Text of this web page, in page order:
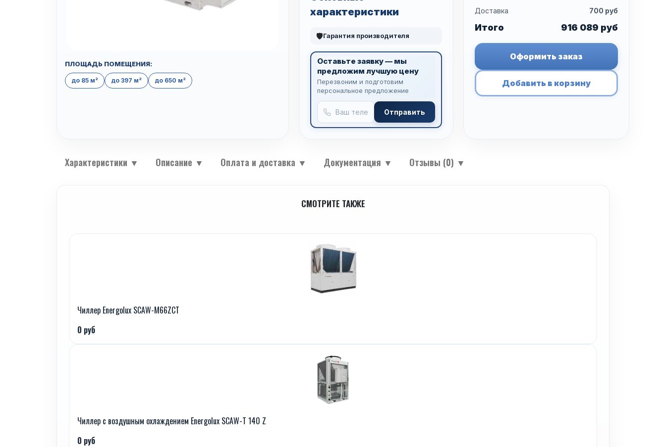
ПЛОЩАДЬ ПОМЕЩЕНИЯ:
до 85 м² до 397 м² до 650 м²
характеристики
🛡Гарантия производителя
Оставьте заявку — мы
предложим лучшую цену
Перезвоним и подготовим
персональное предложение
Отправить
Доставка 700 руб
Итого 916 089 руб
Оформить заказ
Добавить в корзину
Характеристики ▼ Описание ▼ Оплата и доставка ▼ Документация ▼ Отзывы (0) ▼
СМОТРИТЕ ТАКЖЕ
Чиллер Energolux SCAW-M66ZCT
0 руб
Чиллер с воздушным охлаждением Energolux SCAW-T 140 Z
0 руб